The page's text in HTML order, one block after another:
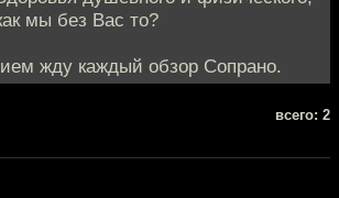
мы без Вас то?
жду каждый обзор Сопрано.
всего: 2